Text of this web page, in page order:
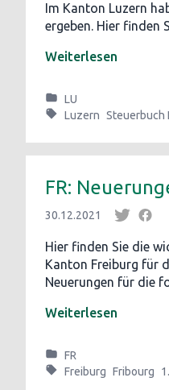
Im Kanton Luzern
ergeben. Hier finden
Weiterlesen
LU
Luzern Steuerbuch
FR:
30.12.2021
Hier finden Sie die
Kanton Freiburg für
Neuerungen für die
Weiterlesen
FR
Freiburg Fribourg